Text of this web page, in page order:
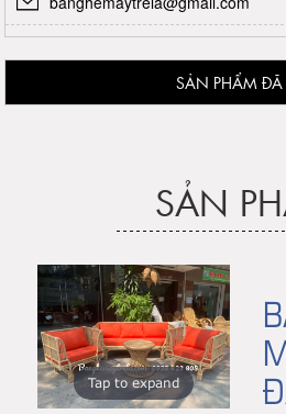
SẢN PHẨM ĐÃ
SẢN
Tap to expand